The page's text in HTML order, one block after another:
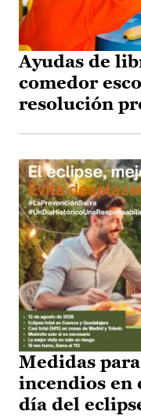
Ayudas de
comedor
resolución
Medidas
incendios en
día del